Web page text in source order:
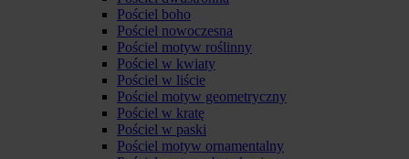
Pościel boho
Pościel nowoczesna
Pościel motyw roślinny
Pościel w kwiaty
Pościel w liście
Pościel motyw geometryczny
Pościel w kratę
Pościel w paski
Pościel motyw ornamentalny